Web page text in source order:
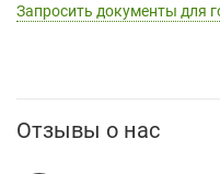
Запросить документы для
Отзывы о нас